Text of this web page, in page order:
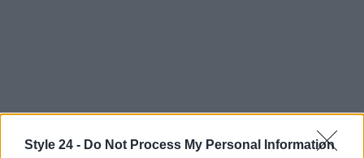
Style 24 - Do Not Process My Personal Information